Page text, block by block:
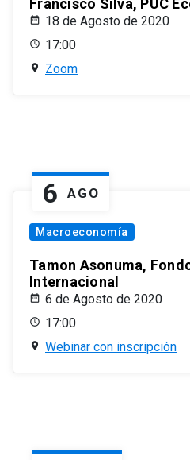
Francisco Silva, PUC
18 de Agosto de 2020
17:00
Zoom
6 AGO
Macroeconomía
Tamon Asonuma,
Internacional
6 de Agosto de 2020
17:00
Webinar con inscripción